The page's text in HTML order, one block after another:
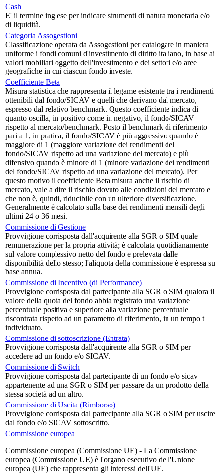
Cash
E' il termine inglese per indicare strumenti di natura monetaria e/o
di liquidità.
Categoria Assogestioni
Classificazione operata da Assogestioni per catalogare in maniera
uniforme i fondi comuni d'investimento di diritto italiano, in base ai
valori mobiliari oggetto dell'investimento e dei settori e/o aree
geografiche in cui ciascun fondo investe.
Coefficiente Beta
Misura statistica che rappresenta il legame esistente tra i rendimenti
ottenibili dal fondo/SICAV e quelli che derivano dal mercato,
espresso dal relativo benchmark. Questo coefficiente indica di
quanto oscilla, in positivo come in negativo, il fondo/SICAV
rispetto al mercato/benchmark. Posto il benchmark di riferimento
pari a 1, in pratica, il fondo/SICAV è più aggressivo quando è
maggiore di 1 (maggiore variazione dei rendimenti del
fondo/SICAV rispetto ad una variazione del mercato) e più
difensivo quando è minore di 1 (minore variazione dei rendimenti
del fondo/SICAV rispetto ad una variazione del mercato). Per
questo motivo il coefficiente Beta misura anche il rischio di
mercato, vale a dire il rischio dovuto alle condizioni del mercato e
che non è, quindi, riducibile con un ulteriore diversificazione.
Generalmente è calcolato sulla base dei rendimenti mensili degli
ultimi 24 o 36 mesi.
Commissione di Gestione
Provvigione corrisposta dall'acquirente alla SGR o SIM quale
remunerazione per la propria attività; è calcolata quotidianamente
sul valore complessivo netto del fondo e prelevata dalle
disponibilità dello stesso; l'aliquota della commissione è espressa su
base annua.
Commissione di Incentivo (di Performance)
Provvigione corrisposta dal partecipante alla SGR o SIM qualora il
valore della quota del fondo abbia registrato una variazione
percentuale positiva e superiore alla variazione percentuale
riscontrata rispetto ad un parametro di riferimento, in un tempo t
individuato.
Commissione di sottoscrizione (Entrata)
Provvigione corrisposta dall'acquirente alla SGR o SIM per
accedere ad un fondo e/o SICAV.
Commissione di Switch
Provvigione corrisposta dal partecipante di un fondo e/o sicav
appartenente ad una SGR o SIM per passare da un prodotto della
stessa società ad un altro.
Commissione di Uscita (Rimborso)
Provvigione corrisposta dal partecipante alla SGR o SIM per uscire
dal fondo e/o SICAV sottoscritto.
Commissione europea
Commissione europea (Commissione UE) - La Commissione
europea (Commissione UE) è l'organo esecutivo dell'Unione
europea (UE) che rappresenta gli interessi dell'UE.